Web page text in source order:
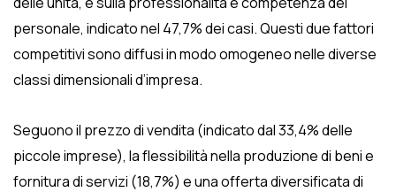
personale, indicato nel 47,7% dei casi. Questi due fattori
competitivi sono diffusi in modo omogeneo nelle diverse
classi dimensionali d’impresa.
Seguono il prezzo di vendita (indicato dal 33,4% delle
piccole imprese), la flessibilità nella produzione di beni e
fornitura di servizi (18,7%) e una offerta diversificata di